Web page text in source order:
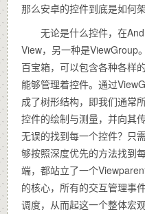
那么安卓的控件到底是如何
无论是什么控件，在
View，另一种是ViewGroup
百宝箱，可以包含各种各样
能够管理着控件。通过
成了树形结构，即我们通常
控件的绘制与测量，并向其
无误的找到每一个控件？只
够按照深度优先的方法找到
端，都站立了一个
的核心，所有的交互管理事
调度，从而起这一个整体宏